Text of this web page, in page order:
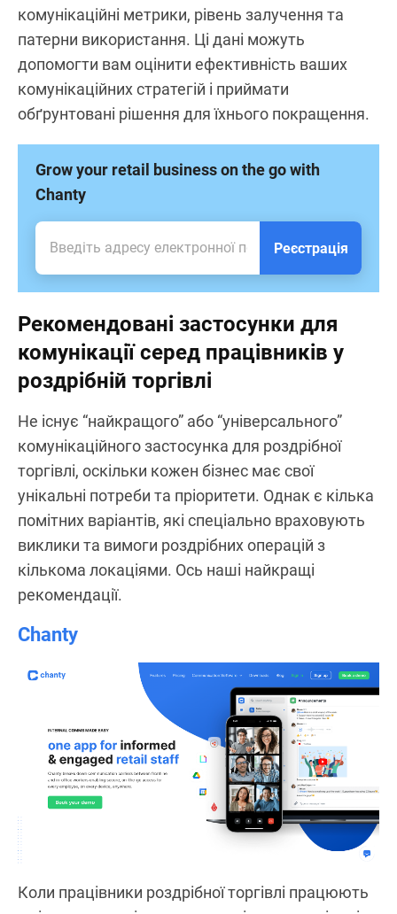
комунікаційні метрики, рівень залучення та
патерни використання. Ці дані можуть
допомогти вам оцінити ефективність ваших
комунікаційних стратегій і приймати
обґрунтовані рішення для їхнього покращення.
Grow your retail business on the go with
Chanty
Реєстрація
Рекомендовані застосунки для
комунікації серед працівників у
роздрібній торгівлі
Не існує “найкращого” або “універсального”
комунікаційного застосунка для роздрібної
торгівлі, оскільки кожен бізнес має свої
унікальні потреби та пріоритети. Однак є кілька
помітних варіантів, які спеціально враховують
виклики та вимоги роздрібних операцій з
кількома локаціями. Ось наші найкращі
рекомендації.
Chanty
Коли працівники роздрібної торгівлі працюють